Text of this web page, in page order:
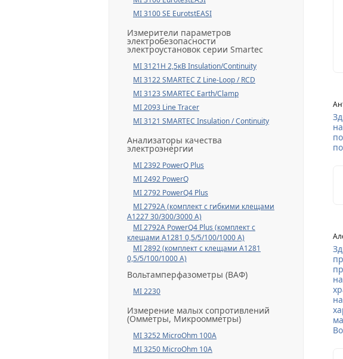
MI 3100 SE EurotstEASI
Измерители параметров
электробезопасности
электроустановок серии Smartec
MI 3121H 2,5кВ Insulation/Continuity
MI 3122 SMARTEC Z Line-Loop / RCD
MI 3123 SMARTEC Earth/Clamp
MI 2093 Line Tracer
MI 3121 SMARTEC Insulation / Continuity
Анализаторы качества
электроэнергии
MI 2392 PowerQ Plus
MI 2492 PowerQ
MI 2792 PowerQ4 Plus
MI 2792A (комплект с гибкими клещами
А1227 30/300/3000 А)
MI 2792A PowerQ4 Plus (комплект с
клещами А1281 0,5/5/100/1000 А)
MI 2892 (комплект с клещами А1281
0,5/5/100/1000 А)
Вольтамперфазометры (ВАФ)
MI 2230
Измерение малых сопротивлений
(Омметры, Микроомметры)
MI 3252 MicroOhm 100A
MI 3250 MicroOhm 10A